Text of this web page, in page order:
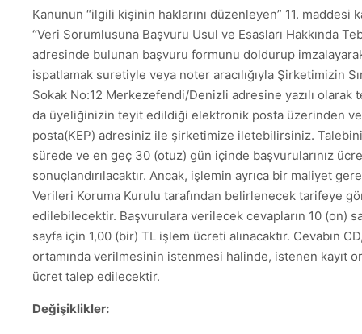
Kanunun “ilgili kişinin haklarını düzenleyen” 11. maddesi
“Veri Sorumlusuna Başvuru Usul ve Esasları Hakkında
adresinde bulunan başvuru formunu doldurup
ispatlamak suretiyle veya noter aracılığıyla Şirketimizin
Sokak No:12 Merkezefendi/Denizli adresine yazılı
da üyeliğinizin teyit edildiği elektronik posta üzerinden
posta(KEP) adresiniz ile şirketimize iletebilirsiniz.
sürede ve en geç 30 (otuz) gün içinde başvurularınız
sonuçlandırılacaktır. Ancak, işlemin ayrıca bir maliyet
Verileri Koruma Kurulu tarafından belirlenecek tarifeye
edilebilecektir. Başvurulara verilecek cevapların 10 (on)
sayfa için 1,00 (bir) TL işlem ücreti alınacaktır. Cevabın
ortamında verilmesinin istenmesi halinde, istenen kayıt
ücret talep edilecektir.
Değişiklikler: